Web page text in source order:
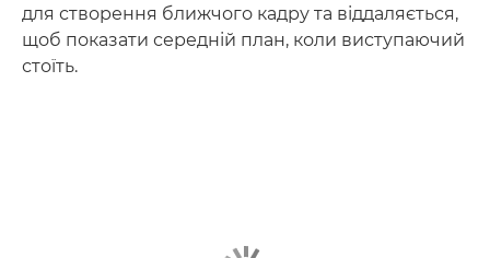
для створення ближчого кадру та віддаляється,
щоб показати середній план, коли виступаючий
стоїть.